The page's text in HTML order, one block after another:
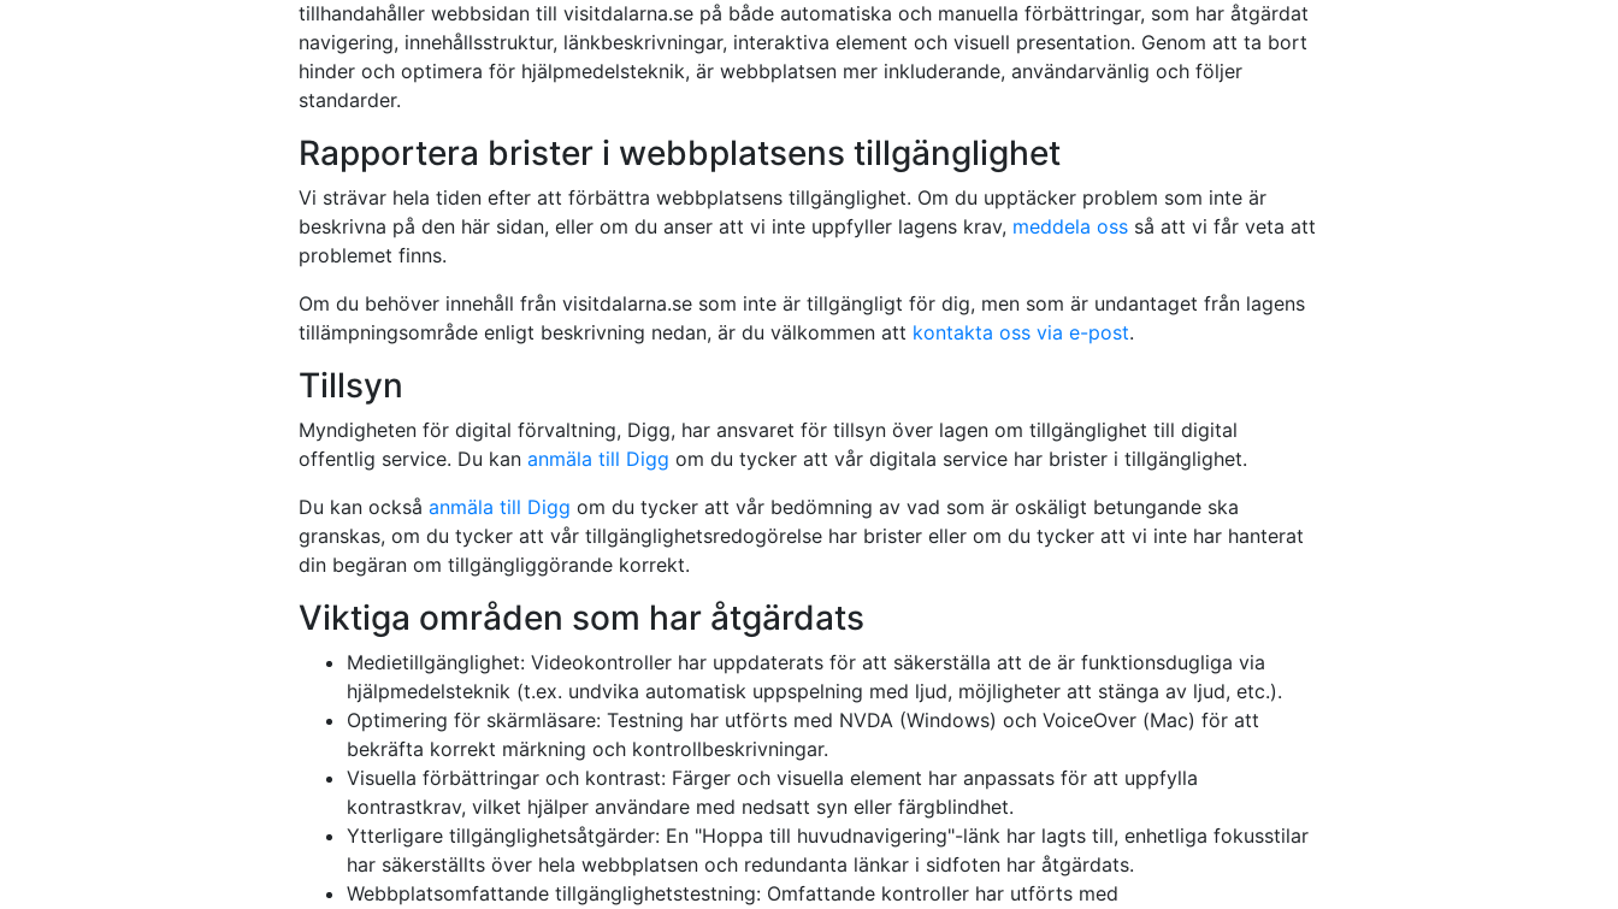
tillhandahåller webbsidan till visitdalarna.se på både automatiska och manuella förbättringar, som har åtgärdat
navigering, innehållsstruktur, länkbeskrivningar, interaktiva element och visuell presentation. Genom att ta bort
hinder och optimera för hjälpmedelsteknik, är webbplatsen mer inkluderande, användarvänlig och följer
standarder.
Rapportera brister i webbplatsens tillgänglighet
Vi strävar hela tiden efter att förbättra webbplatsens tillgänglighet. Om du upptäcker problem som inte är
beskrivna på den här sidan, eller om du anser att vi inte uppfyller lagens krav, meddela oss så att vi får veta att
problemet finns.
Om du behöver innehåll från visitdalarna.se som inte är tillgängligt för dig, men som är undantaget från lagens
tillämpningsområde enligt beskrivning nedan, är du välkommen att kontakta oss via e-post.
Tillsyn
Myndigheten för digital förvaltning, Digg, har ansvaret för tillsyn över lagen om tillgänglighet till digital
offentlig service. Du kananmäla till Digg om du tycker att vår digitala service har brister i tillgänglighet.
Du kan ocksåanmäla till Digg om du tycker att vår bedömning av vad som är oskäligt betungande ska
granskas, om du tycker att vår tillgänglighetsredogörelse har brister eller om du tycker att vi inte har hanterat
din begäran om tillgängliggörande korrekt.
Viktiga områden som har åtgärdats
Medietillgänglighet: Videokontroller har uppdaterats för att säkerställa att de är funktionsdugliga via
hjälpmedelsteknik (t.ex. undvika automatisk uppspelning med ljud, möjligheter att stänga av ljud, etc.).
Optimering för skärmläsare: Testning har utförts med NVDA (Windows) och VoiceOver (Mac) för att
bekräfta korrekt märkning och kontrollbeskrivningar.
Visuella förbättringar och kontrast: Färger och visuella element har anpassats för att uppfylla
kontrastkrav, vilket hjälper användare med nedsatt syn eller färgblindhet.
Ytterligare tillgänglighetsåtgärder: En "Hoppa till huvudnavigering"-länk har lagts till, enhetliga fokusstilar
har säkerställts över hela webbplatsen och redundanta länkar i sidfoten har åtgärdats.
Webbplatsomfattande tillgänglighetstestning: Omfattande kontroller har utförts med